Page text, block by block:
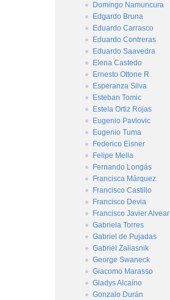
Domingo Namuncura
Edgardo Bruna
Eduardo Carrasco
Eduardo Contreras
Eduardo Saavedra
Elena Castedo
Ernesto Ottone R.
Esperanza Silva
Esteban Tomic
Estela Ortiz Rojas
Eugenio Pavlovic
Eugenio Tuma
Federico Eisner
Felipe Mella
Fernando Longás
Francisca Márquez
Francisco Castillo
Francisco Devia
Francisco Javier Alvear
Gabriela Torres
Gabriel de Pujadas
Gabriel Zaliasnik
George Swaneck
Giacomo Marasso
Gladys Alcaíno
Gonzalo Durán